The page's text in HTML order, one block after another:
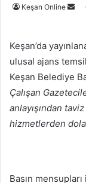
Keşan Online
Bir
Keşan’da
ulusal ajans
Keşan Belediye
Çalışan
anlayışından
hizmetlerden
Basın